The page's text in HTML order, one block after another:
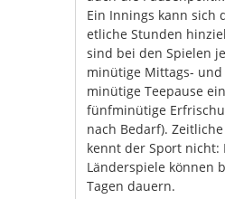
Ein Innings kann sich
etliche Stunden
sind bei den Spielen
minütige Mittags- und
minütige Teepause
fünfminütige
nach Bedarf).
kennt der Sport nicht:
Länderspiele können
Tagen dauern.